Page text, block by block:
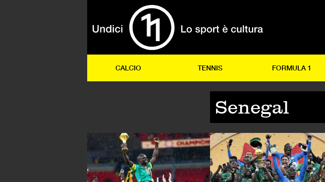
CALCIO TENNIS FORMULA 1
Senegal
CALCIO